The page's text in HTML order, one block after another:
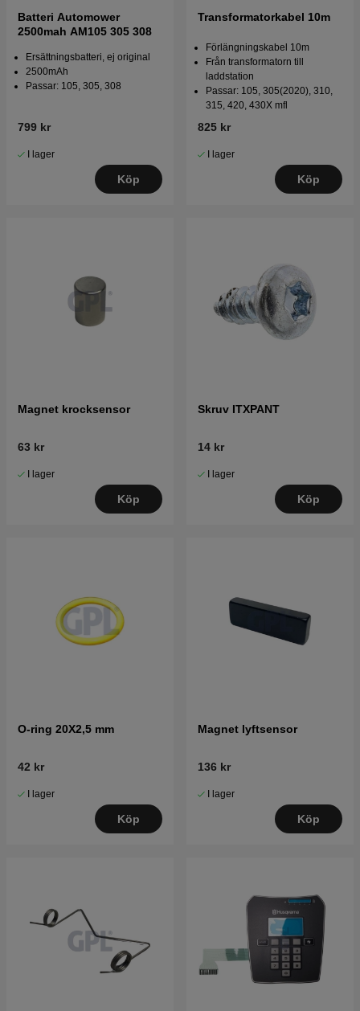
Batteri Automower
2500mah AM105 305 308
Ersättningsbatteri, ej original
2500mAh
Passar: 105, 305, 308
799 kr
I lager
Köp
Transformatorkabel 10m
Förlängningskabel 10m
Från transformatorn till
laddstation
Passar: 105, 305(2020), 310,
315, 420, 430X mfl
825 kr
I lager
Köp
Magnet krocksensor
63 kr
I lager
Köp
Skruv ITXPANT
14 kr
I lager
Köp
O-ring 20X2,5 mm
42 kr
I lager
Köp
Magnet lyftsensor
136 kr
I lager
Köp